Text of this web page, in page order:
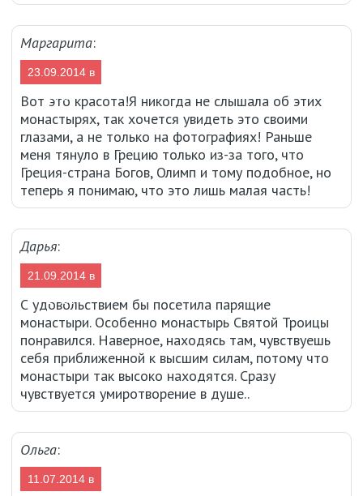
Маргарита:
23.09.2014 в
13:54
Вот это красота!Я никогда не слышала об этих
монастырях, так хочется увидеть это своими
глазами, а не только на фотографиях! Раньше
меня тянуло в Грецию только из-за того, что
Греция-страна Богов, Олимп и тому подобное, но
теперь я понимаю, что это лишь малая часть!
Дарья:
21.09.2014 в
17:55
С удовольствием бы посетила парящие
монастыри. Особенно монастырь Святой Троицы
понравился. Наверное, находясь там, чувствуешь
себя приближенной к высшим силам, потому что
монастыри так высоко находятся. Сразу
чувствуется умиротворение в душе..
Ольга:
11.07.2014 в